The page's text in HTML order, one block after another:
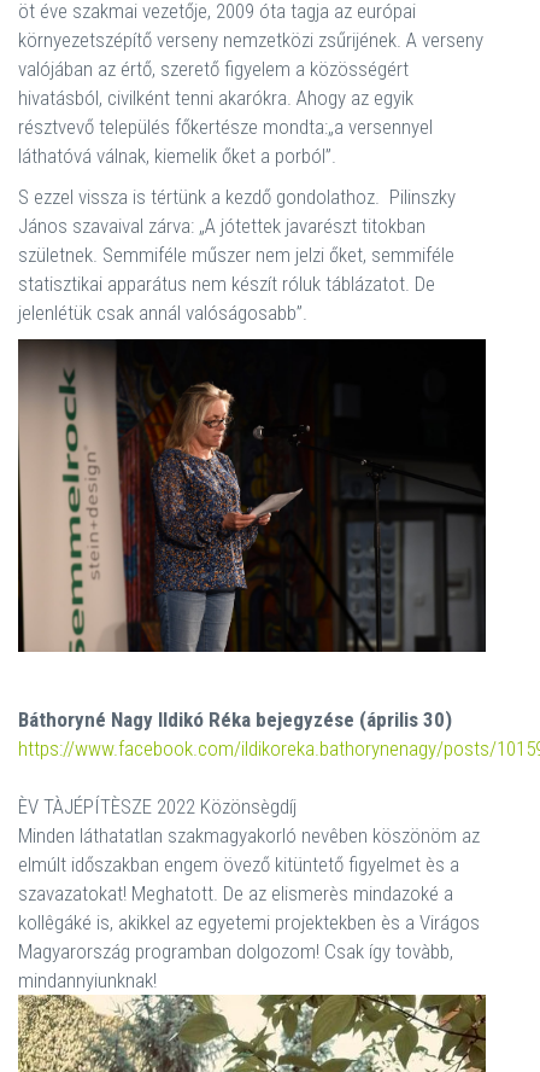
öt éve szakmai vezetője, 2009 óta tagja az európai
környezetszépítő verseny nemzetközi zsűrijének. A verseny
valójában az értő, szerető figyelem a közösségért
hivatásból, civilként tenni akarókra. Ahogy az egyik
résztvevő település főkertésze mondta:„a versennyel
láthatóvá válnak, kiemelik őket a porból”.
S ezzel vissza is tértünk a kezdő gondolathoz. Pilinszky
János szavaival zárva: „A jótettek javarészt titokban
születnek. Semmiféle műszer nem jelzi őket, semmiféle
statisztikai apparátus nem készít róluk táblázatot. De
jelenlétük csak annál valóságosabb”.
Báthoryné Nagy Ildikó Réka bejegyzése (április 30)
https://www.facebook.com/ildikoreka.bathorynenagy/posts/
ÈV TÀJÉPÍTÈSZE 2022 Közönsègdíj
Minden láthatatlan szakmagyakorló nevêben köszönöm az
elmúlt időszakban engem övező kitüntető figyelmet ès a
szavazatokat! Meghatott. De az elismerès mindazoké a
kollêgáké is, akikkel az egyetemi projektekben ès a Virágos
Magyarország programban dolgozom! Csak így tovàbb,
mindannyiunknak!